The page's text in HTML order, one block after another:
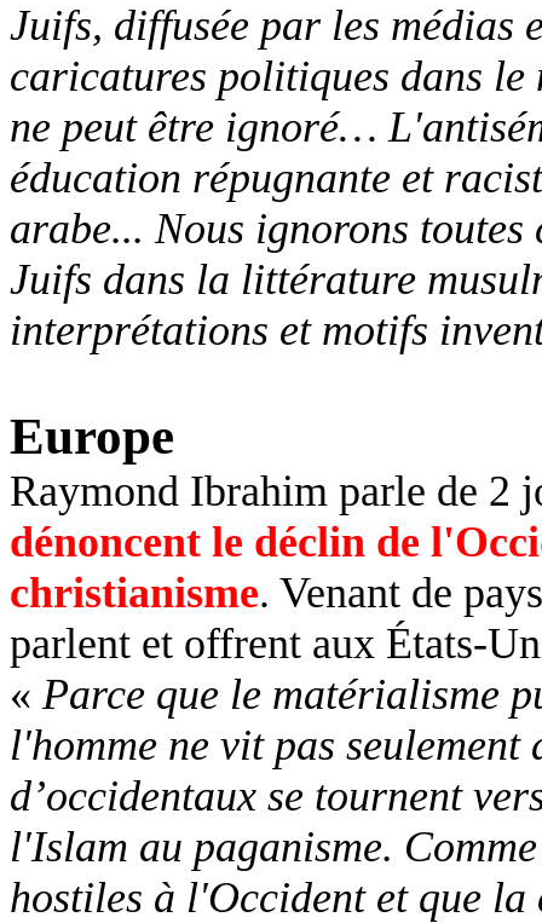
Juifs, diffusée par les
caricatures politiques dans
ne peut être ignoré…
éducation répugnante et
arabe... Nous ignorons toutes
Juifs dans la littérature
interprétations et motifs
Europe
Raymond Ibrahim parle de 2
dénoncent le déclin de
christianisme. Venant de
parlent et offrent aux États-
«Parce que le matérialisme
l'homme ne vit pas
d’occidentaux se tournent
l'Islam au paganisme.
hostiles à l'Occident et que